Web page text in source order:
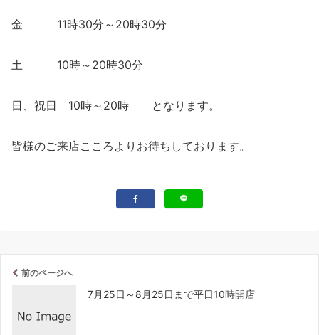
金 11時30分～20時30分
土 10時～20時30分
日、祝日 10時～20時 となります。
皆様のご来店こころよりお待ちしております。
前のページへ
7月25日～8月25日まで平日10時開店